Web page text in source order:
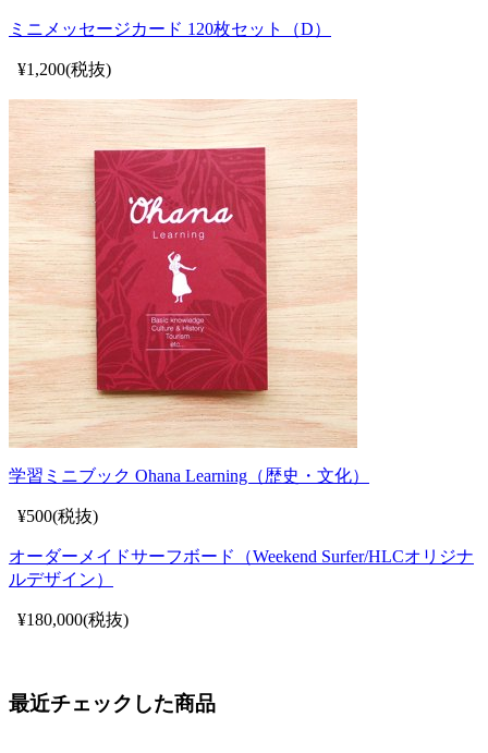
ミニメッセージカード 120枚セット（D）
¥1,200(税抜)
学習ミニブック Ohana Learning（歴史・文化）
¥500(税抜)
オーダーメイドサーフボード（Weekend Surfer/HLCオリジナ
ルデザイン）
¥180,000(税抜)
最近チェックした商品